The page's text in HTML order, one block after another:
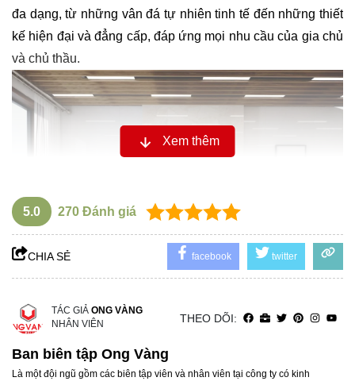
đa dạng, từ những vân đá tự nhiên tinh tế đến những thiết
kế hiện đại và đẳng cấp, đáp ứng mọi nhu cầu của gia chủ
và chủ thầu.
Gợi ý chọn màu gạch trung tính theo phong cách nhà
ở:
Phong cách tối giản:Gạch ốp tường màu trắng với vân
Xem thêm
5.0 270 Đánh giá
CHIA SẺ facebook twitter
TÁC GIẢ ONG VÀNG
NHÂN VIÊN
THEO DÕI:
Ban biên tập Ong Vàng
Là một đội ngũ gồm các biên tập viên và nhân viên tại công ty có kinh